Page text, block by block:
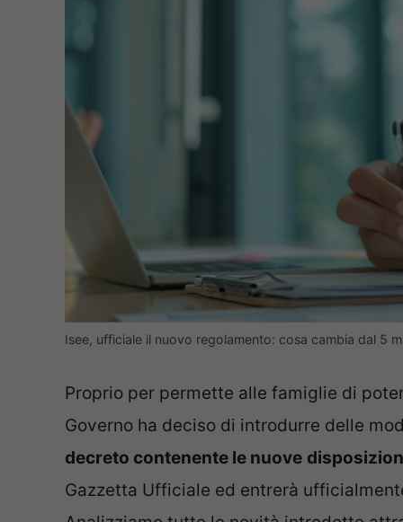
Isee, ufficiale il nuovo regolamento: cosa cambia dal 5
Proprio per permette alle famiglie di
Governo ha deciso di introdurre delle
decreto contenente le nuove
Gazzetta Ufficiale ed entrerà